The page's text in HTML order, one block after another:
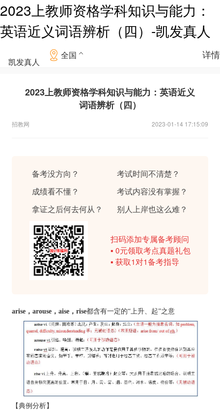
2023上教师资格学科知识与能力：
英语近义词语辨析（四）-凯发真人
凯发真人
全国 详情
2023上教师资格学科知识与能力：英语近义
词语辨析（四）
招教网 2023-01-14 17:15:09
备考没方向？
考试时间不清楚？
成绩看不懂？
考试内容没有掌握？
拿证之后何去何从？
别人上岸也这么难？
扫码添加专属备考顾问
▪ 0元领取考点真题礼包
▪ 获取1对1备考指导
arise，arouse，aise，rise都含有一定的“上升、起”之意
【典例分析】